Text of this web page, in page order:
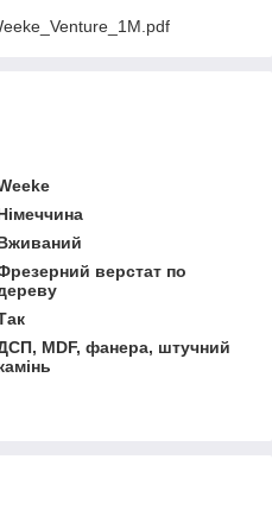
верстат по
MDF, фанера, штучний